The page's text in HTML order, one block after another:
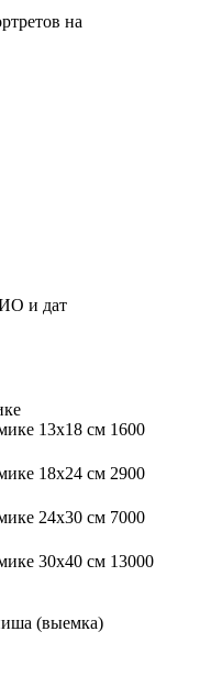
на
и дат
13х18 см 1600
18х24 см 2900
24х30 см 7000
30х40 см 13000
(выемка)